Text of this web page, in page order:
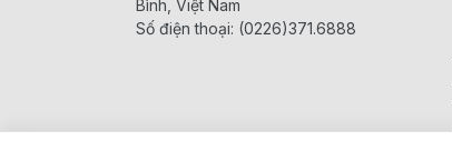
Bình, Việt Nam
Số điện thoại: (0226)371.6888